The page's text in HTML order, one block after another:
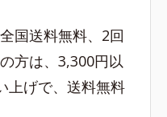
国送料無料、2回
方は、3,300円以
上げで、送料無料